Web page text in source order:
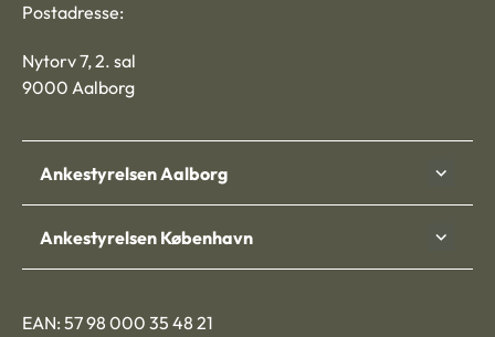
Postadresse:
Nytorv 7, 2. sal
9000 Aalborg
Ankestyrelsen Aalborg
Ankestyrelsen København
EAN: 57 98 000 35 48 21